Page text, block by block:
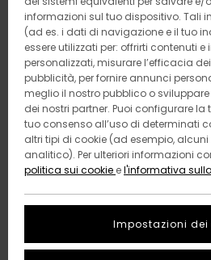
informazioni sul tuo dispositivo. Tali
(ad es. i dati di navigazione e il tuo
essere utilizzati per: offrirti contenuti
personalizzati, misurare l’efficacia
pubblicità, per fornire annunci
meglio il nostro pubblico o
dei nostri partner. Puoi configurare
tuo consenso all’uso di determinati
altri tipi di cookie (ad esempio,
analitico). Per ulteriori informazioni
politica sui cookie el'informativa
Impostazioni dei